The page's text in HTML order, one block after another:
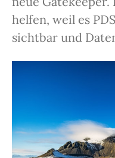
helfen, weil es
sichtbar und